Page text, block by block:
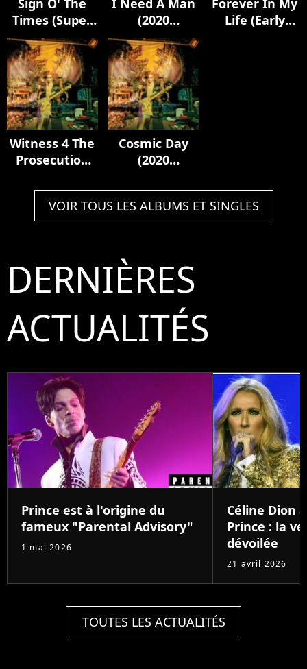
Sign O' The
Times (Super
Deluxe)
I Need A Man
(2020
Remaster)
Forever In My
Life (Early
Witness 4 The
Prosecution
[2020
Remaster]
Cosmic Day
(2020
VOIR TOUS LES ALBUMS ET SINGLES
DERNIÈRES
ACTUALITÉS
Prince est à l'origine du
fameux "Parental Advisory"
1 mai 2026
Céline Dion
Prince : la
dévoilée
21 avril 2026
TOUTES LES ACTUALITÉS